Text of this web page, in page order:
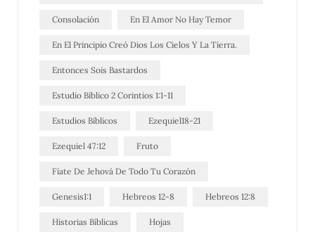
Consolación En El Amor No Hay Temor
En El Principio Creó Dios Los Cielos Y La Tierra.
Entonces Sois Bastardos
Estudio Bíblico 2 Corintios 1:1-11
Estudios Bíblicos Ezequiel18-21
Ezequiel 47:12 Fruto
Fíate De Jehová De Todo Tu Corazón
Genesis1:1 Hebreos 12-8 Hebreos 12:8
Historias Bíblicas Hojas